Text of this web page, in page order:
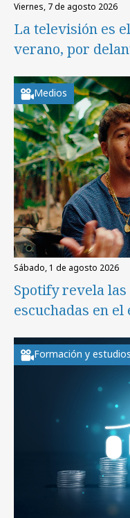
viernes, 7 de agosto 2026
La televisión es
verano, por
Medios
sábado, 1 de agosto 2026
Spotify revela las
escuchadas en
Formación y estudios